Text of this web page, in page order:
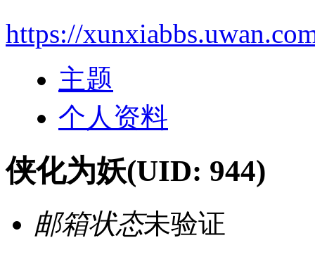
https://
主题
个人资料
侠化为妖(UID: 944)
邮箱状态未验证